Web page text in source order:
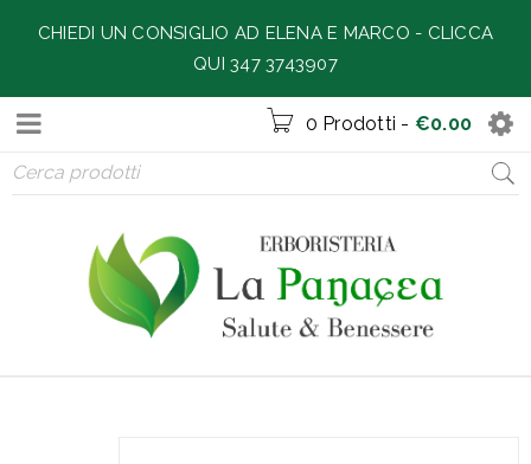
0 Prodotti - €0.00
CHIEDI UN CONSIGLIO AD ELENA E MARCO - CLICCA
QUI 347 3743907